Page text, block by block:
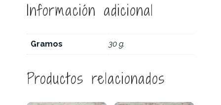
Información adicional
Gramos 30 g.
Productos relacionados